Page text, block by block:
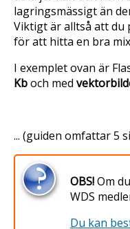
lagringsmässigt än
Viktigt är alltså att du
för att hitta en bra
I exemplet ovan är
Kboch med
... (guiden omfattar 5
OBS!Om
WDS
Du kan